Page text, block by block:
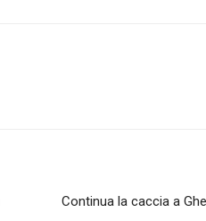
Continua la caccia a